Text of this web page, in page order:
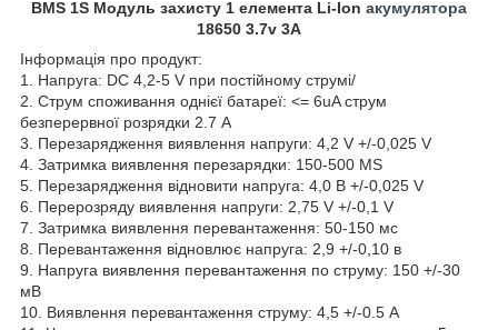
BMS 1S Модуль захисту 1 елемента Li-Ion акумулятора
18650 3.7v 3A
Інформація про продукт:
1. Напруга: DC 4,2-5 V при постійному струмі/
2. Струм споживання однієї батареї: <= 6uA струм
безперервної розрядки 2.7 A
3. Перезарядження виявлення напруги: 4,2 V +/-0,025 V
4. Затримка виявлення перезарядки: 150-500 MS
5. Перезарядження відновити напруга: 4,0 В +/-0,025 V
6. Перерозряду виявлення напруги: 2,75 V +/-0,1 V
7. Затримка виявлення перевантаження: 50-150 мс
8. Перевантаження відновлює напруга: 2,9 +/-0,10 в
9. Напруга виявлення перевантаження по струму: 150 +/-30
мВ
10. Виявлення перевантаження струму: 4,5 +/-0.5 A